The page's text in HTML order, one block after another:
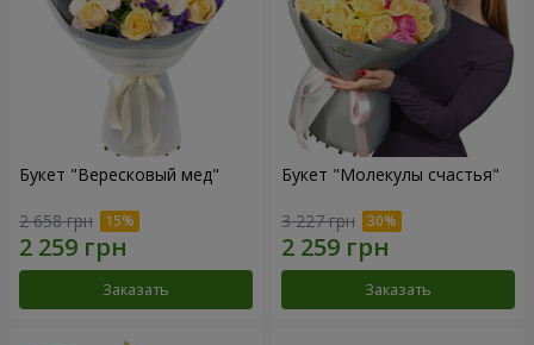
Букет "Вересковый мед"
2 658 грн
Заказать
Букет "Молекулы счастья"
3 227 грн
Заказать